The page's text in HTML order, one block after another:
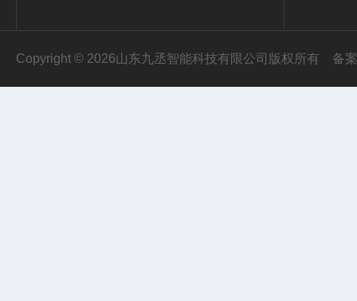
Copyright © 2026山东九丞智能科技有限公司版权所有 备